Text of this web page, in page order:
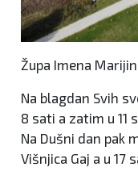
Župa Imena
Na blagdan Svih
8 sati a zatim u 11
Na Dušni dan pak
Višnjica Gaj a u 17